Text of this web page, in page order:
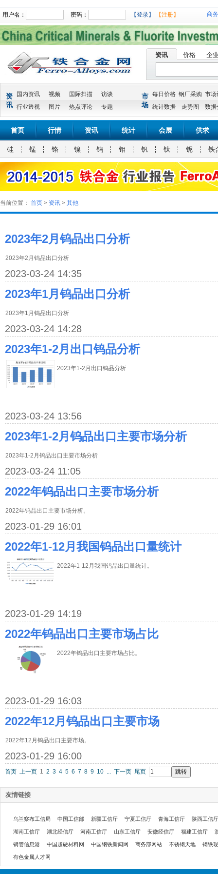
用户名： 密码： 【登录】 【注册】 商
资讯 价格 企
资
讯
国内资讯 视频 国际扫描
访谈
行业透视
图片 热点评论 专题
市
场
每日价格 钢厂采购 市场
统计数据
走势图 数据
首页 行情 资讯 统计 会展 供求
硅 锰 铬 镍 钨 钼 钒 钛 铌 铁
当前位置： 首页 > 资讯 > 其他
2023年2月钨品出口分析
2023年2月钨品出口分析
2023-03-24 14:35
2023年1月钨品出口分析
2023年1月钨品出口分析
2023-03-24 14:28
2023年1-2月出口钨品分析
2023年1-2月出口钨品分析
2023-03-24 13:56
2023年1-2月钨品出口主要市场分析
2023年1-2月钨品出口主要市场分析
2023-03-24 11:05
2022年钨品出口主要市场分析
2022年钨品出口主要市场分析。
2023-01-29 16:01
2022年1-12月我国钨品出口量统计
2022年1-12月我国钨品出口量统计。
2023-01-29 14:19
2022年钨品出口主要市场占比
2022年钨品出口主要市场占比。
2023-01-29 16:03
2022年12月钨品出口主要市场
2022年12月钨品出口主要市场。
2023-01-29 16:00
首页 上一页 1 2 3 4 5 6 7 8 9 10 ... 下一页 尾页
友情链接
乌兰察布工信局 中国工信部 新疆工信厅 宁夏工信厅 青海工信厅 陕西工信厅
湖南工信厅 湖北经信厅 河南工信厅 山东工信厅 安徽经信厅 福建工信厅
钢管信息港 中国超硬材料网 中国钢铁新闻网 商务部网站 不锈钢天地 钢铁
有色金属人才网